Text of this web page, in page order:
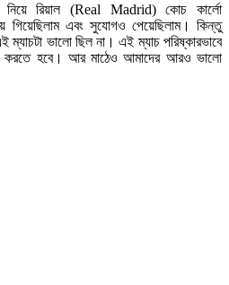
নিয়ে রিয়াল (Real Madrid) কোচ কার্লো
গিয়েছিলাম এবং সুযোগও পেয়েছিলাম। কিন্তু
ম্যাচটা ভালো ছিল না। এই ম্যাচ পরিষ্কারভাবে
করতে হবে। আর মাঠেও আমাদের আরও ভালো